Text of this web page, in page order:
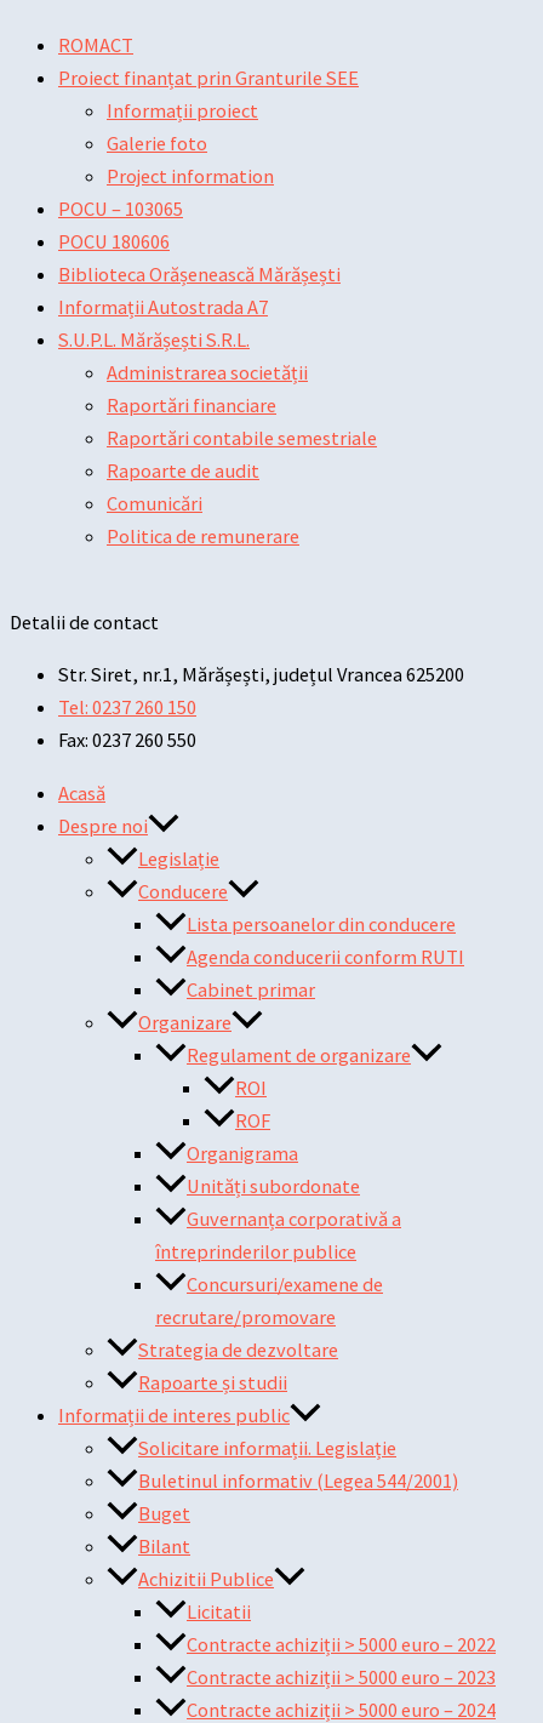
content
Menu
ROMACT
Proiect finanțat prin Granturile SEE
Informații proiect
Galerie foto
Project information
POCU – 103065
POCU 180606
Biblioteca Orășenească Mărășești
Informații Autostrada A7
S.U.P.L. Mărășești S.R.L.
Administrarea societății
Raportări financiare
Raportări contabile semestriale
Rapoarte de audit
Comunicări
Politica de remunerare
Detalii de contact
Str. Siret, nr.1, Mărășești, județul Vrancea 625200
Tel: 0237 260 150
Fax: 0237 260 550
Acasă
Despre noi
Legislație
Conducere
Lista persoanelor din conducere
Agenda conducerii conform RUTI
Cabinet primar
Organizare
Regulament de organizare
ROI
ROF
Organigrama
Unități subordonate
Guvernanța corporativă a
întreprinderilor publice
Concursuri/examene de
recrutare/promovare
Strategia de dezvoltare
Rapoarte și studii
Informații de interes public
Solicitare informații. Legislație
Buletinul informativ (Legea 544/2001)
Buget
Bilant
Achizitii Publice
Licitatii
Contracte achiziții > 5000 euro – 2022
Contracte achiziții > 5000 euro – 2023
Contracte achiziții > 5000 euro – 2024
Menunavigation